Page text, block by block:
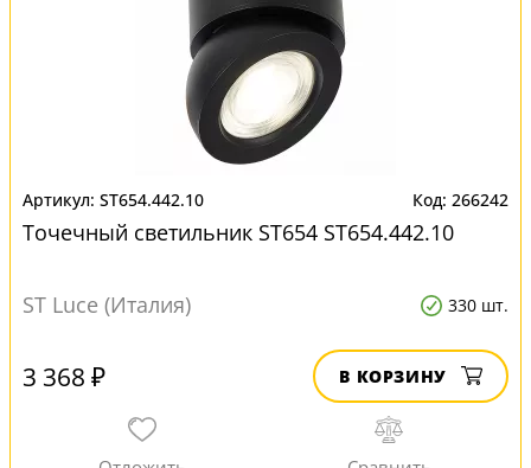
ST654.442.10 266242
Точечный светильник ST654 ST654.442.10
ST Luce (Италия) 330 шт.
3 368 ₽ В КОРЗИНУ